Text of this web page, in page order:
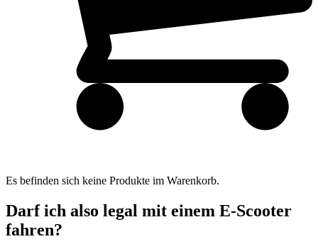
Es befinden sich keine Produkte im Warenkorb.
Darf ich also legal mit einem E-Scooter
fahren?